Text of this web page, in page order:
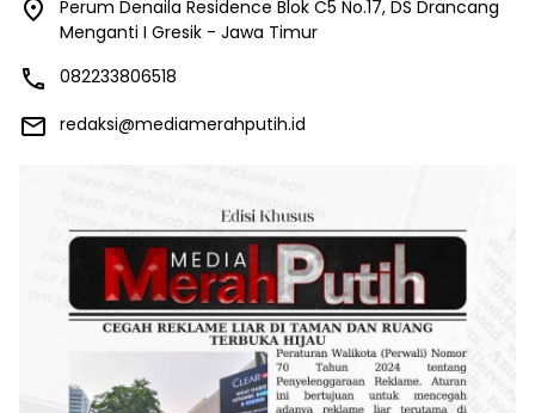
Perum Denaila Residence Blok C5 No.17, DS Drancang
Menganti I Gresik - Jawa Timur
082233806518
redaksi@mediamerahputih.id